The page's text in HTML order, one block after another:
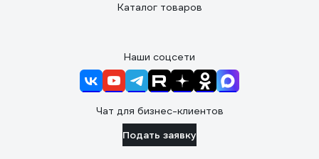
Каталог товаров
Наши соцсети
Чат для бизнес-клиентов
Подать заявку